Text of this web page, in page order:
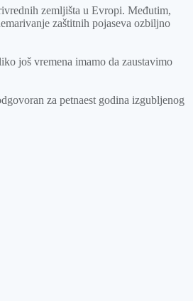
zemljišta u Evropi. Međutim,
zaštitnih pojaseva ozbiljno
još vremena imamo da zaustavimo
za petnaest godina izgubljenog